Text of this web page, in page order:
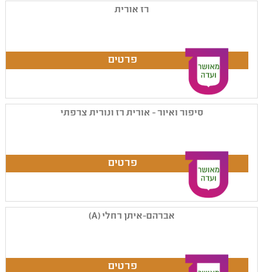
רז אורית
סיפור ואיור - אורית רז ונורית צרפתי
אברהם-איתן רחלי (A)